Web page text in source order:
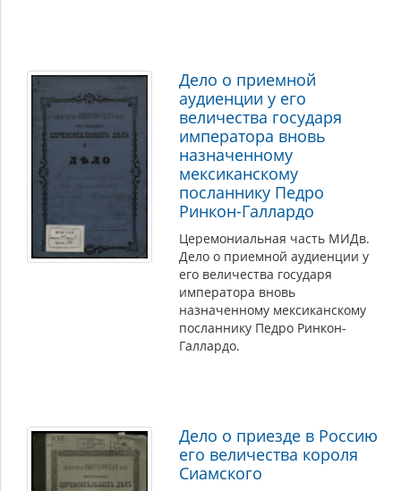
Дело о приемной
аудиенции у его
величества государя
императора вновь
назначенному
мексиканскому
посланнику Педро
Ринкон-Галлардо
Церемониальная часть МИДв.
Дело о приемной аудиенции у
его величества государя
императора вновь
назначенному мексиканскому
посланнику Педро Ринкон-
Галлардо.
Дело о приезде в Россию
его величества короля
Сиамского